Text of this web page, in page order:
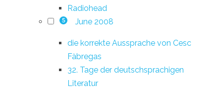
Radiohead
5 June 2008
die korrekte Aussprache von Cesc
Fàbregas
32. Tage der deutschsprachigen
Literatur